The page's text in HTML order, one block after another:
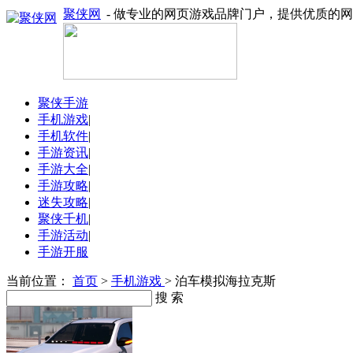
聚侠网 - 做专业的网页游戏品牌门户，提供优质的
聚侠手游
手机游戏|
手机软件|
手游资讯|
手游大全|
手游攻略|
迷失攻略|
聚侠千机|
手游活动|
手游开服
当前位置： 首页 > 手机游戏 > 泊车模拟海拉克斯
搜 索